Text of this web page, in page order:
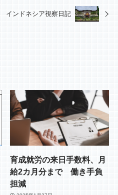
インドネシア視察日記
育成就労の来日手数料、月
給2カ月分まで 働き手負
担減